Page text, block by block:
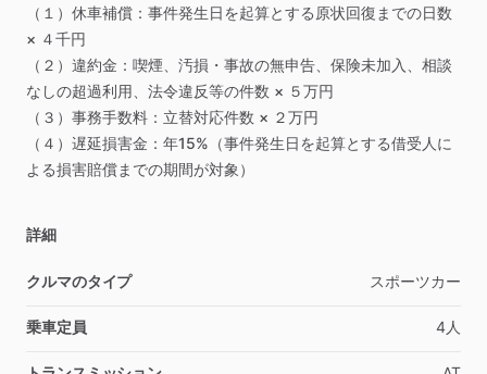
（１）休車補償：事件発生日を起算とする原状回復までの日数
× ４千円
（２）違約金：喫煙、汚損・事故の無申告、保険未加入、相談
なしの超過利用、法令違反等の件数 × ５万円
（３）事務手数料：立替対応件数 × ２万円
（４）遅延損害金：年15%（事件発生日を起算とする借受人に
よる損害賠償までの期間が対象）
詳細
クルマのタイプ スポーツカー
乗車定員 4人